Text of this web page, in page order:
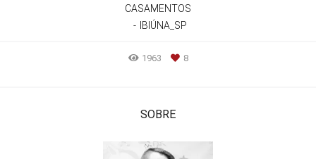
CASAMENTOS
IBIÚNA_SP
1963 8
SOBRE